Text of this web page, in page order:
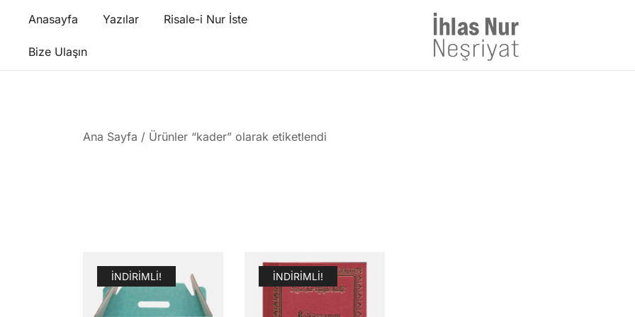
content
Anasayfa Yazılar Risale-i Nur İste
Bize Ulaşın
Ana Sayfa / Ürünler “kader” olarak etiketlendi
İNDIRIMLI! İNDIRIMLI!